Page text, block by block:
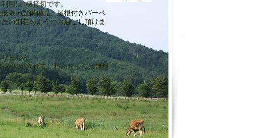
用は1棟貸切です。
限の設備備品、屋根付きバーベ
の別荘のようにお過ごし頂けま
ません。
ゃんが入れて、わんちゃんは無料